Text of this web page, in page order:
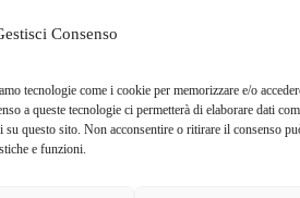
Consenso
tecnologie come i cookie per memorizzare e/o
a queste tecnologie ci permetterà di elaborare dati
questo sito. Non acconsentire o ritirare il consenso
e funzioni.
e gli stereotipi
a cui
ma ancheattivismo e impegno
di Chiara, in un gioco con il